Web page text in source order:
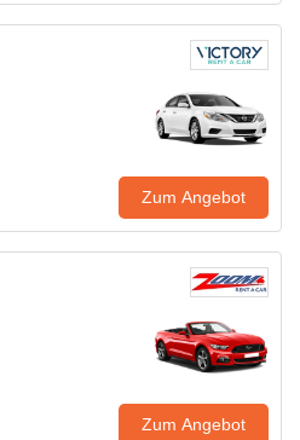
Zum Angebot
Zum Angebot